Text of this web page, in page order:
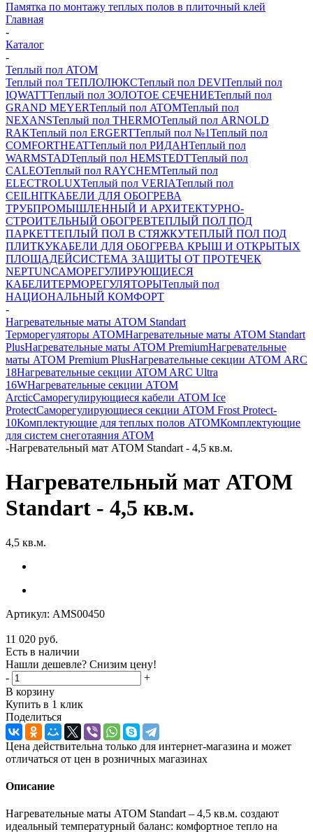
Памятка по монтажу теплых полов в плиточный клей
Главная
-
Каталог
-
Теплый пол ATOM
Теплый пол ТЕПЛОЛЮКСТеплый пол DEVIТеплый пол
IQWATTТеплый пол ЗОЛОТОЕ СЕЧЕНИЕТеплый пол
GRAND MEYERТеплый пол ATOMТеплый пол
NEXANSТеплый пол THERMOТеплый пол ARNOLD
RAKТеплый пол ERGERTТеплый пол №1Теплый пол
COMFORTHEATТеплый пол РИДАНТеплый пол
WARMSTADТеплый пол HEMSTEDTТеплый пол
CALEOТеплый пол RAYCHEMТеплый пол
ELECTROLUXТеплый пол VERIAТеплый пол
CEILHITКАБЕЛИ ДЛЯ ОБОГРЕВА
ТРУБПРОМЫШЛЕННЫЙ И АРХИТЕКТУРНО-
СТРОИТЕЛЬНЫЙ ОБОГРЕВТЕПЛЫЙ ПОЛ ПОД
ПАРКЕТТЕПЛЫЙ ПОЛ В СТЯЖКУТЕПЛЫЙ ПОЛ ПОД
ПЛИТКУКАБЕЛИ ДЛЯ ОБОГРЕВА КРЫШ И ОТКРЫТЫХ
ПЛОЩАДЕЙСИСТЕМА ЗАЩИТЫ ОТ ПРОТЕЧЕК
NEPTUNСАМОРЕГУЛИРУЮЩИЕСЯ
КАБЕЛИТЕРМОРЕГУЛЯТОРЫТеплый пол
НАЦИОНАЛЬНЫЙ КОМФОРТ
-
Нагревательные маты АТОМ Standart
Терморегуляторы АТОМНагревательные маты АТОМ Standart
PlusНагревательные маты АТОМ PremiumНагревательные
маты АТОМ Premium PlusНагревательные секции АТОМ ARC
18Нагревательные секции ATOM ARC Ultra
16WНагревательные секции АТОМ
ArcticСаморегулирующиеся кабели ATOM Ice
ProtectСаморегулирующиеся секции ATOM Frost Protect-
10Комплектующие для теплых полов ATOMКомплектующие
для систем снеготаяния ATOM
-Нагревательный мат АТОМ Standart - 4,5 кв.м.
Нагревательный мат АТОМ
Standart - 4,5 кв.м.
4,5 кв.м.
Артикул: AMS00450
11 020 руб.
Есть в наличии
Нашли дешевле? Снизим цену!
-
+
В корзину
Купить в 1 клик
Поделиться
Цена действительна только для интернет-магазина и может
отличаться от цен в розничных магазинах
Описание
Нагревательные маты АТОМ Standart – 4,5 кв.м. создают
идеальный температурный баланс: комфортное тепло на